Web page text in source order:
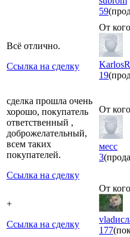
59
Всё отлично.
Ссылка на сделку
От
19
сделка прошла очень
хорошо, покупатель
ответственный ,
доброжелательный,
всем таких
покупателей.
Ссылка на сделку
От
месс
3
+
Ссылка на сделку
От
177